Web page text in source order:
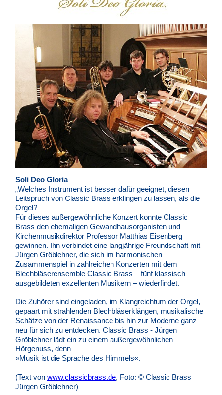
Soli Deo Gloria
„Welches Instrument ist besser dafür geeignet, diesen
Leitspruch von Classic Brass erklingen zu lassen, als die
Orgel?
Für dieses außergewöhnliche Konzert konnte Classic
Brass den ehemaligen Gewandhausorganisten und
Kirchenmusikdirektor Professor Matthias Eisenberg
gewinnen. Ihn verbindet eine langjährige Freundschaft mit
Jürgen Gröblehner, die sich im harmonischen
Zusammenspiel in zahlreichen Konzerten mit dem
Blechbläserensemble Classic Brass – fünf klassisch
ausgebildeten exzellenten Musikern – wiederfindet.
Die Zuhörer sind eingeladen, im Klangreichtum der Orgel,
gepaart mit strahlenden Blechbläserklängen, musikalische
Schätze von der Renaissance bis hin zur Moderne ganz
neu für sich zu entdecken. Classic Brass - Jürgen
Gröblehner lädt ein zu einem außergewöhnlichen
Hörgenuss, denn
»Musik ist die Sprache des Himmels«.
(Text von www.classicbrass.de, Foto: © Classic Brass
Jürgen Gröblehner)